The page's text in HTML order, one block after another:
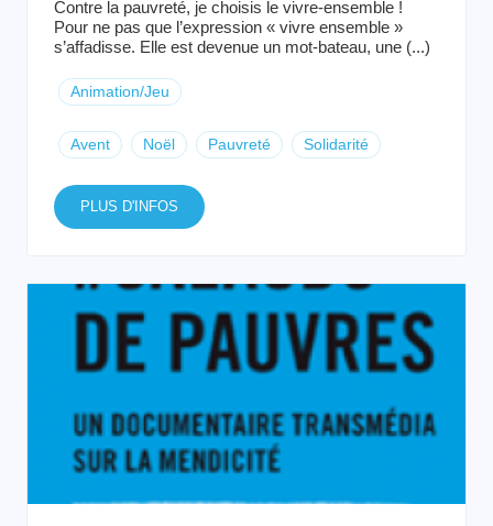
Contre la pauvreté, je choisis le vivre-ensemble !
Pour ne pas que l’expression « vivre ensemble »
s’affadisse. Elle est devenue un mot-bateau, une (...)
Animation/Jeu
Avent Noël Pauvreté Solidarité
PLUS D'INFOS